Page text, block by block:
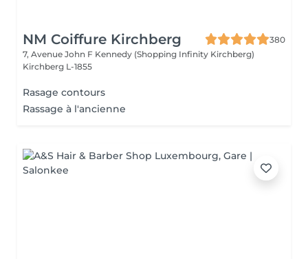
NM Coiffure Kirchberg
380
7, Avenue John F Kennedy (Shopping Infinity Kirchberg)
Kirchberg L-1855
Rasage contours
Rassage à l'ancienne